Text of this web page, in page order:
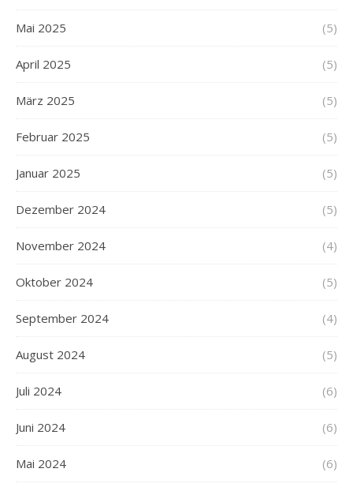
Mai 2025 (5)
April 2025 (5)
März 2025 (5)
Februar 2025 (5)
Januar 2025 (5)
Dezember 2024 (5)
November 2024 (4)
Oktober 2024 (5)
September 2024 (4)
August 2024 (5)
Juli 2024 (6)
Juni 2024 (6)
Mai 2024 (6)